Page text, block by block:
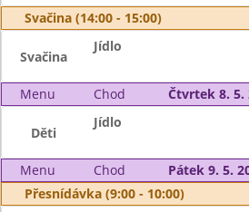
Svačina (14:00 - 15:00)
Svačina
Jídlo
Menu Chod Čtvrtek 8. 5.
Děti
Jídlo
Menu Chod
Pátek 9. 5.
Přesnídávka (9:00 - 10:00)